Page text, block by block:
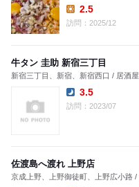
Lunch:
2.5
訪問：2025/12
牛タン 圭助 新宿三丁目
新宿三丁目、新宿、新宿西口 / 居酒
Dinner:
3.5
訪問：2023/07
佐渡島へ渡れ 上野店
京成上野、上野御徒町、上野広小路